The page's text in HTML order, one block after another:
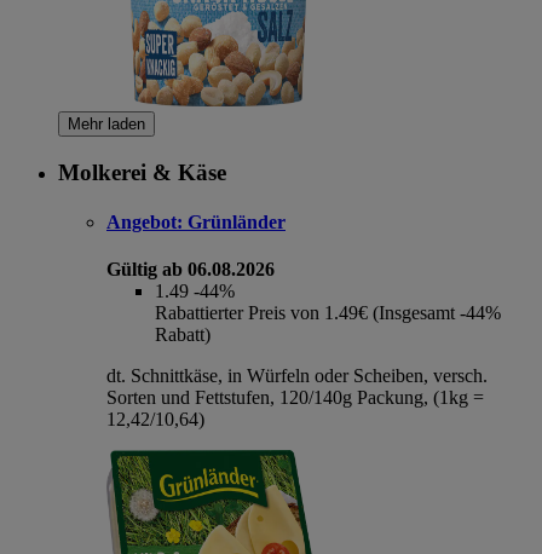
Mehr laden
Molkerei & Käse
Angebot: Grünländer
Gültig ab 06.08.2026
1.49 -44%
Rabattierter Preis von 1.49€ (Insgesamt -44%
Rabatt)
dt. Schnittkäse, in Würfeln oder Scheiben, versch.
Sorten und Fettstufen, 120/140g Packung, (1kg =
12,42/10,64)